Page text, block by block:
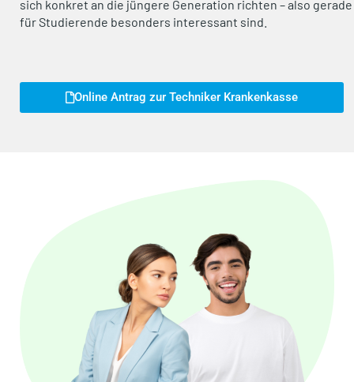
sich konkret an die jüngere Generation richten – also gerade
für Studierende besonders interessant sind.
Online Antrag zur Techniker Krankenkasse